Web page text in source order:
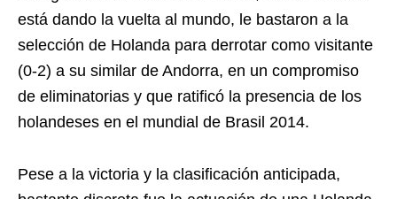
está dando la vuelta al mundo, le bastaron a la
selección de Holanda para derrotar como visitante
(0-2) a su similar de Andorra, en un compromiso
de eliminatorias y que ratificó la presencia de los
holandeses en el mundial de Brasil 2014.
Pese a la victoria y la clasificación anticipada,